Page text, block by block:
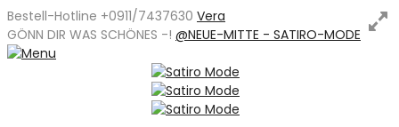
Bestell-Hotline +0911/7437630 Vera
GÖNN DIR WAS SCHÖNES -! @NEUE-MITTE - SATIRO-MODE